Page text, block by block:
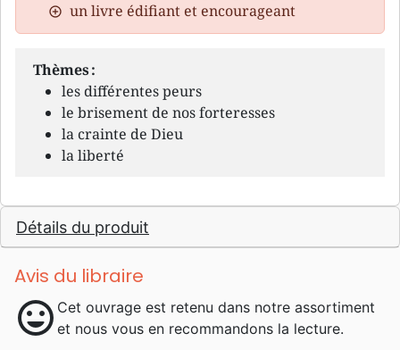
un livre édifiant et encourageant
Thèmes :
les différentes peurs
le brisement de nos forteresses
la crainte de Dieu
la liberté
Détails du produit
Avis du libraire
mood Cet ouvrage est retenu dans notre assortiment
et nous vous en recommandons la lecture.